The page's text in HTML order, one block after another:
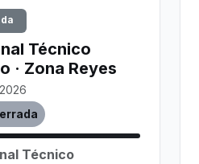
Técnico
· Zona Reyes
Técnico